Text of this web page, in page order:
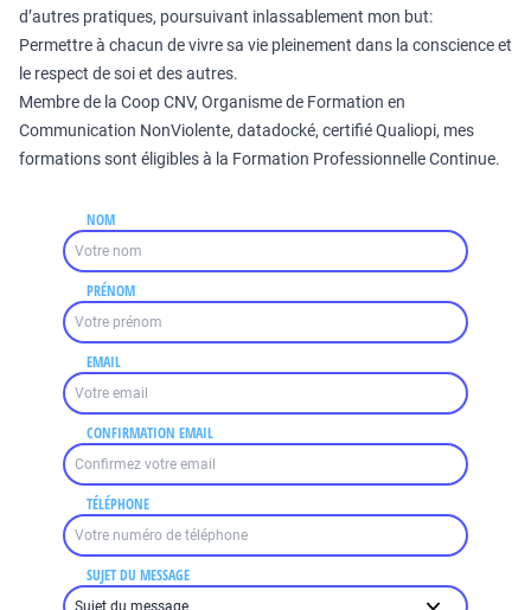
d’autres pratiques, poursuivant inlassablement mon but:
Permettre à chacun de vivre sa vie pleinement dans la conscience et
le respect de soi et des autres.
Membre de la Coop CNV, Organisme de Formation en
Communication NonViolente, datadocké, certifié Qualiopi, mes
formations sont éligibles à la Formation Professionnelle Continue.
NOM
PRÉNOM
EMAIL
CONFIRMATION EMAIL
TÉLÉPHONE
SUJET DU MESSAGE